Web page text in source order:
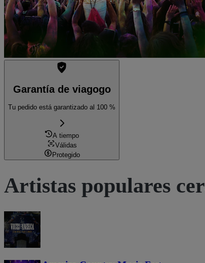
Garantía de viagogo
Tu pedido está garantizado al 100 %
A tiempo
Válidas
Protegido
Artistas populares